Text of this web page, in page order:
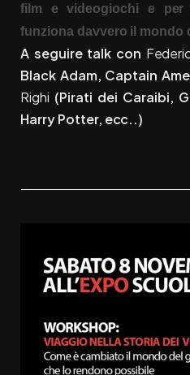
film e videogiochi e per
funziona davvero il mondo
A seguire talk con
Black Adam, Captain
Righi (Pirati dei Caraibi,
Harry Potter, ecc..)